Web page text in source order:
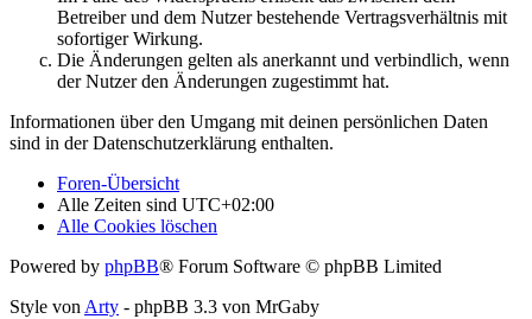
Betreiber und dem Nutzer bestehende Vertragsverhältnis mit
sofortiger Wirkung.
Die Änderungen gelten als anerkannt und verbindlich, wenn
der Nutzer den Änderungen zugestimmt hat.
Informationen über den Umgang mit deinen persönlichen Daten
sind in der Datenschutzerklärung enthalten.
Foren-Übersicht
Alle Zeiten sind UTC+02:00
Alle Cookies löschen
Powered by phpBB® Forum Software © phpBB Limited
Style von Arty - phpBB 3.3 von MrGaby